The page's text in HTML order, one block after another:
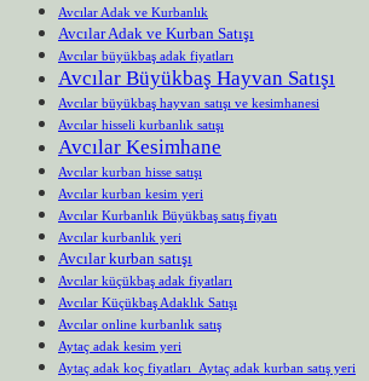
Avcılar Adak ve Kurbanlık
Avcılar Adak ve Kurban Satışı
Avcılar büyükbaş adak fiyatları
Avcılar Büyükbaş Hayvan Satışı
Avcılar büyükbaş hayvan satışı ve kesimhanesi
Avcılar hisseli kurbanlık satışı
Avcılar Kesimhane
Avcılar kurban hisse satışı
Avcılar kurban kesim yeri
Avcılar Kurbanlık Büyükbaş satış fiyatı
Avcılar kurbanlık yeri
Avcılar kurban satışı
Avcılar küçükbaş adak fiyatları
Avcılar Küçükbaş Adaklık Satışı
Avcılar online kurbanlık satış
Aytaç adak kesim yeri
Aytaç adak koç fiyatları Aytaç adak kurban satış yeri